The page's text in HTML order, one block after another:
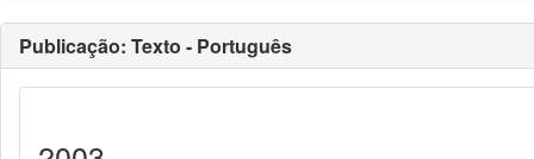
Publicação: Texto - Português